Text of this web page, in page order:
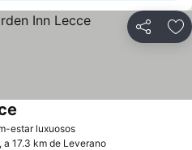
Partilhar
estar luxuososVer preços
a 17.3 km de Leverano